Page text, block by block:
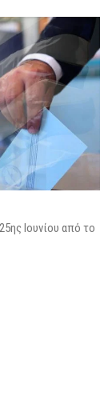
Ιουνίου από το